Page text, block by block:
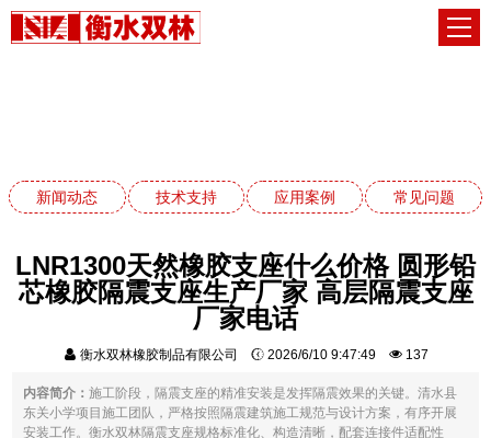
新闻动态 技术支持 应用案例 常见问题
LNR1300天然橡胶支座什么价格 圆形铅
芯橡胶隔震支座生产厂家 高层隔震支座
厂家电话
衡水双林橡胶制品有限公司 2026/6/10 9:47:49 137
内容简介：施工阶段，隔震支座的精准安装是发挥隔震效果的关键。清水县
东关小学项目施工团队，严格按照隔震建筑施工规范与设计方案，有序开展
安装工作。衡水双林隔震支座规格标准化、构造清晰，配套连接件适配性